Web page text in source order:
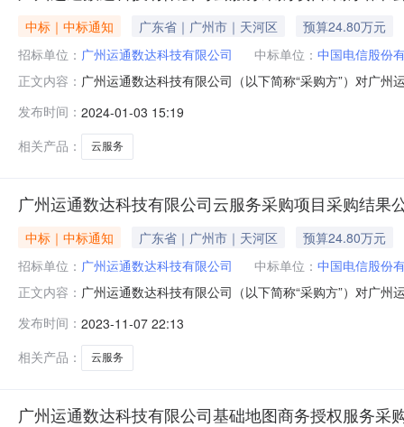
中标｜中标通知 广东省｜广州市｜天河区
预算24.80万元
招标单位： 广州运通数达科技有限公司 中标单位： 中国电信股份
正文内容： 广州运通数达科技有限公司（以下简称“采购方”）对广
地点：广州付款方式：月付质量要求或服务标准：详见
六、成交供应商、成交金额成交供应商：中国电信
发布时间： 2024-01-03 15:19
相关产品：
云服务
广州运通数达科技有限公司云服务采购项目采购结果
中标｜中标通知 广东省｜广州市｜天河区
预算24.80万元
招标单位： 广州运通数达科技有限公司 中标单位： 中国电信股份
正文内容： 广州运通数达科技有限公司（以下简称“采购方”）对广
要求或服务标准：详见用户需求书五、邀请供应商名称
供应商：中国电信股份有限公司广州分
发布时间： 2023-11-07 22:13
相关产品：
云服务
广州运通数达科技有限公司基础地图商务授权服务采